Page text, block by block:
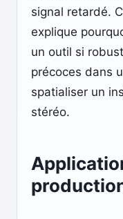
signal retardé.
explique
un outil si
précoces dans
spatialiser un
stéréo.